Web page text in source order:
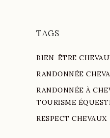
TAGS
BIEN-ÊTRE
RANDONNÉE
RANDONNÉE À
TOURISME
RESPECT CHEVAUX